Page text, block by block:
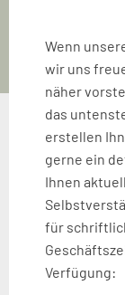
Wenn
wir uns
näher
das
erstellen
gerne ein
Ihnen
für
Verfügung: